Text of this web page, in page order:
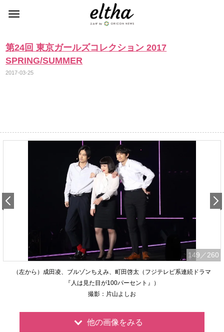
第24回 東京ガールズコレクション 2017
SPRING/SUMMER
2017-03-25
149 ／260
（左から）成田凌、ブルゾンちえみ、町田啓太（フジテレビ系連続ドラマ
『人は見た目が100パーセント』）
撮影：片山よしお
他の画像をみる